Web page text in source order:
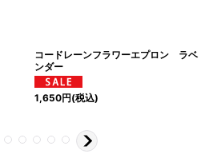
コードレーンフラワーエプロン ラベ
ンダー
1,650円(税込)